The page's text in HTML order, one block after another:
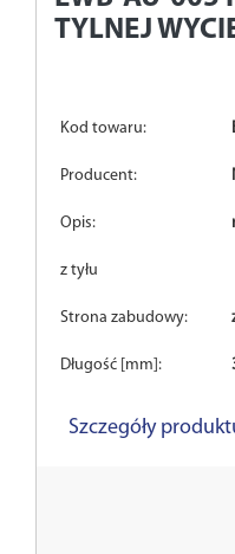
TYLNEJ
Kod towaru:
Producent:
Opis:
z tyłu
Strona zabudowy:
Długość [mm]:
Szczegóły